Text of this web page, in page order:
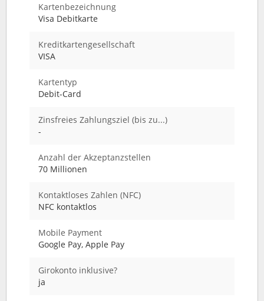
Kartenbezeichnung
Visa Debitkarte
Kreditkartengesellschaft
VISA
Kartentyp
Debit-Card
Zinsfreies Zahlungsziel (bis zu...)
-
Anzahl der Akzeptanzstellen
70 Millionen
Kontaktloses Zahlen (NFC)
NFC kontaktlos
Mobile Payment
Google Pay, Apple Pay
Girokonto inklusive?
ja